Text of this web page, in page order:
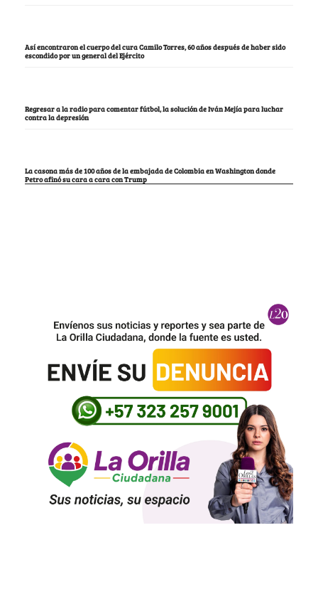
Así encontraron el cuerpo del cura Camilo Torres, 60 años después de haber sido
escondido por un general del Ejército
Regresar a la radio para comentar fútbol, la solución de Iván Mejía para luchar
contra la depresión
La casona más de 100 años de la embajada de Colombia en Washington donde
Petro afinó su cara a cara con Trump